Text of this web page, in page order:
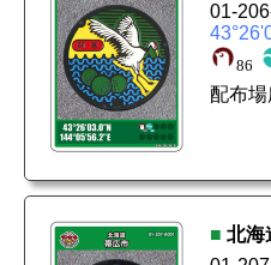
01-
86
配布場
■ 北海